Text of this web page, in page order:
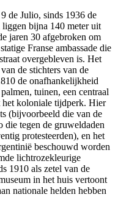
de Julio, sinds 1936 de
bijna 140 meter uit
jaren 30 afgebroken om
Franse ambassade die
overgebleven is. Het
de stichters van de
de onafhankelijkheid
tuinen, een centraal
het koloniale tijdperk. Hier
(bijvoorbeeld die van de
die tegen de gruweldaden
protesteerden), en het
beschouwd worden
lichtrozekleurige
1910 als zetel van de
in het huis vertoont
nationale helden hebben